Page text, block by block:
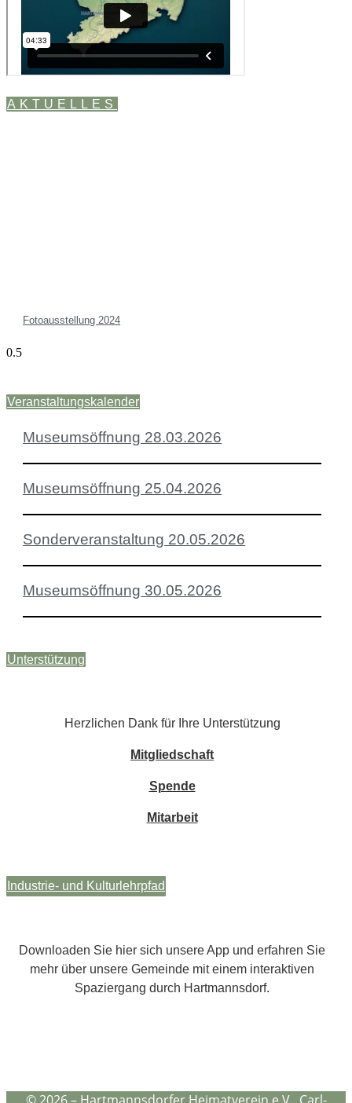
AKTUELLES
Fotoausstellung 2024
Veranstaltungskalender
Museumsöffnung 28.03.2026
Museumsöffnung 25.04.2026
Sonderveranstaltung 20.05.2026
Museumsöffnung 30.05.2026
Unterstützung
Herzlichen Dank für Ihre Unterstützung
Mitgliedschaft
Spende
Mitarbeit
Industrie- und Kulturlehrpfad
Downloaden Sie hier sich unsere App und erfahren Sie
mehr über unsere Gemeinde mit einem interaktiven
Spaziergang durch Hartmannsdorf.